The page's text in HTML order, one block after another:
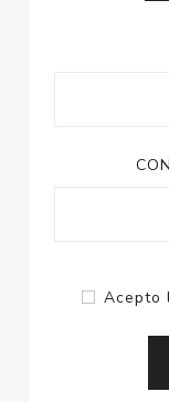
Acepto